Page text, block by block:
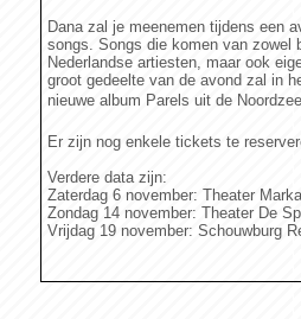
Dana zal je meenemen tijdens een
songs. Songs die komen van zowel
Nederlandse artiesten, maar ook
groot gedeelte van de avond zal in
nieuwe album Parels uit de
Er zijn nog enkele tickets te
Verdere data zijn:
Zaterdag 6 november: Theater
Zondag 14 november: Theater De
Vrijdag 19 november: Schouwburg